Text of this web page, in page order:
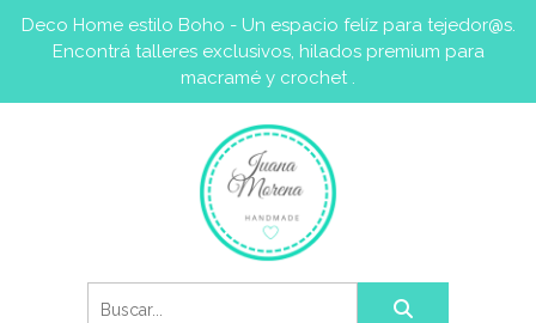
Deco Home estilo Boho - Un espacio felíz para tejedor@s.
Encontrá talleres exclusivos, hilados premium para
macramé y crochet .